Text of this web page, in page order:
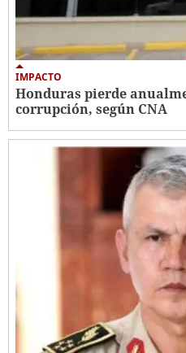
IMPACTO
Honduras pierde
corrupción, según CNA